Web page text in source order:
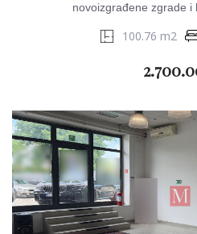
novoizgrađene zgrade i
100.76 m2